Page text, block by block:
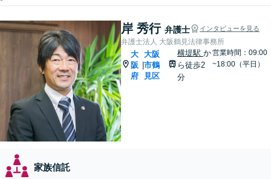
岸 秀行 弁護士 インタビューを見る
弁護士法人 大阪鶴見法律事務所
大
阪
府
|
大阪
市鶴
見区
横堤駅 か
ら徒歩2
分
営業時間：09:00
~18:00（平日）
家族信託